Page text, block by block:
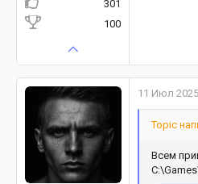
301
100
11 Июл 2025
Topic
Всем